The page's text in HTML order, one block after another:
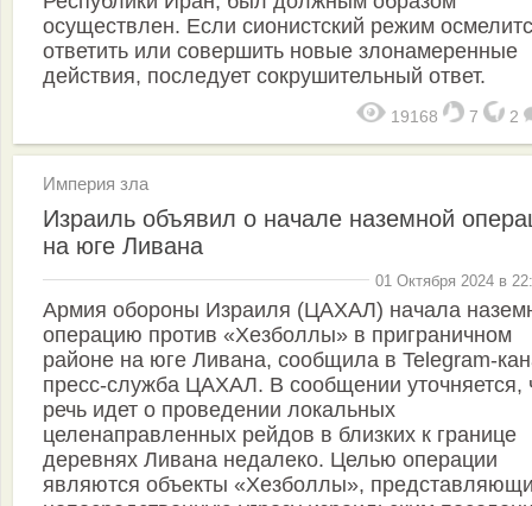
осуществлен. Если сионистский режим
ответить или совершить новые злонамеренные
действия, последует сокрушительный ответ.
19168 7 2
Империя зла
Израиль объявил о начале наземной
на юге Ливана
01 Октября 2024 в
Армия обороны Израиля (ЦАХАЛ) начала
операцию против «Хезболлы» в приграничном
районе на юге Ливана, сообщила в Telegram-
пресс-служба ЦАХАЛ. В сообщении уточняется,
речь идет о проведении локальных
целенаправленных рейдов в близких к границе
деревнях Ливана недалеко. Целью операции
являются объекты «Хезболлы»,